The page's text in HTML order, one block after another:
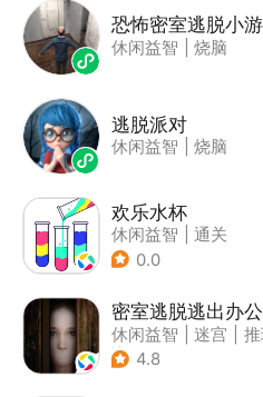
恐怖密室逃脱小
休闲益智 烧脑
逃脱派对
休闲益智 烧脑
欢乐水杯
休闲益智
通关
0.0
休闲益智 迷宫
| 密室逃脱
4.8